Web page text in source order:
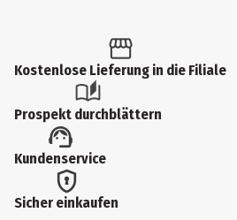
Kostenlose Lieferung in die Filiale
Prospekt durchblättern
Kundenservice
Sicher einkaufen